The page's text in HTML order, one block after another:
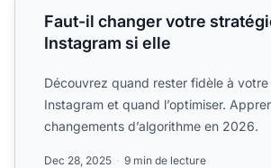
Faut-il changer votre
Instagram si elle
Découvrez quand rester fidèle à
Instagram et quand l’optimiser.
changements d’algorithme en 2026.
Dec 28, 2025 9 min de lecture